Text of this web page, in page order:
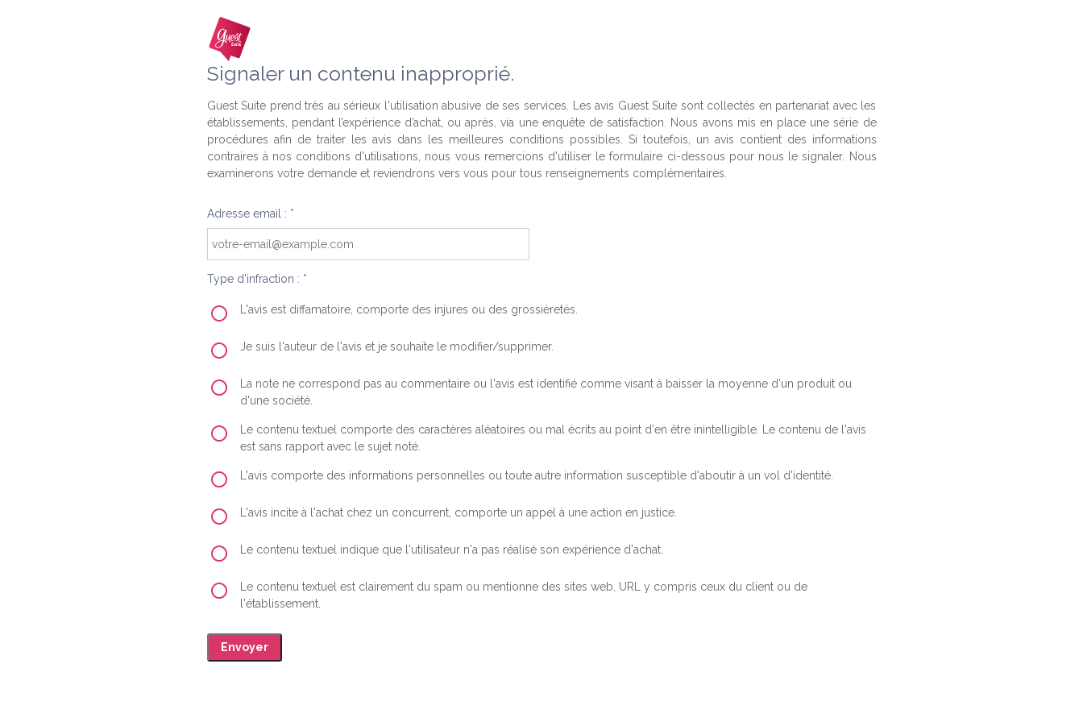
Signaler un contenu inapproprié.
Guest Suite prend très au sérieux l'utilisation abusive de ses services. Les avis Guest Suite sont collectés en partenariat avec les
établissements, pendant l’expérience d’achat, ou après, via une enquête de satisfaction. Nous avons mis en place une série de
procédures afin de traiter les avis dans les meilleures conditions possibles. Si toutefois, un avis contient des informations
contraires à nos conditions d'utilisations, nous vous remercions d'utiliser le formulaire ci-dessous pour nous le signaler. Nous
examinerons votre demande et reviendrons vers vous pour tous renseignements complémentaires.
Adresse email : *
Type d'infraction : *
L'avis est diffamatoire, comporte des injures ou des grossièretés.
Je suis l'auteur de l'avis et je souhaite le modifier/supprimer.
La note ne correspond pas au commentaire ou l'avis est identifié comme visant à baisser la moyenne d'un produit ou
d'une société.
Le contenu textuel comporte des caractères aléatoires ou mal écrits au point d'en être inintelligible. Le contenu de l'avis
est sans rapport avec le sujet noté.
L'avis comporte des informations personnelles ou toute autre information susceptible d'aboutir à un vol d'identité.
L'avis incite à l'achat chez un concurrent, comporte un appel à une action en justice.
Le contenu textuel indique que l'utilisateur n'a pas réalisé son expérience d'achat.
Le contenu textuel est clairement du spam ou mentionne des sites web, URL y compris ceux du client ou de
l'établissement.
Envoyer